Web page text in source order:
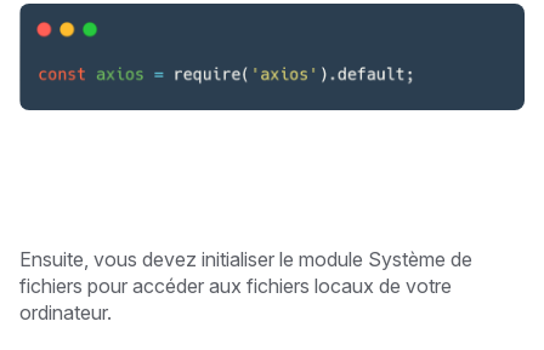
Ensuite, vous devez initialiser le module Système de
fichiers pour accéder aux fichiers locaux de votre
ordinateur.